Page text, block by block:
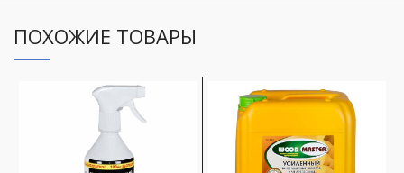
ПОХОЖИЕ ТОВАРЫ